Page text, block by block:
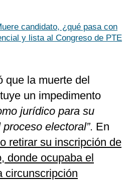
candidato, ¿qué pasa con
y lista al Congreso de PTE
que la muerte del
un impedimento
jurídico para su
electoral”. En
retirar su inscripción de
donde ocupaba el
circunscripción